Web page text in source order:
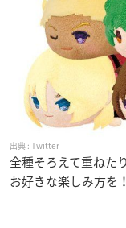
Twitter
全種そろえて重ねた
お好きな楽しみ方を！